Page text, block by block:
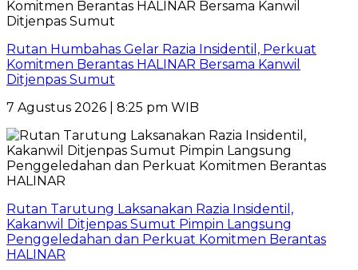
Rutan Humbahas Gelar Razia Insidentil, Perkuat
Komitmen Berantas HALINAR Bersama Kanwil
Ditjenpas Sumut
7 Agustus 2026 | 8:25 pm WIB
Rutan Tarutung Laksanakan Razia Insidentil,
Kakanwil Ditjenpas Sumut Pimpin Langsung
Penggeledahan dan Perkuat Komitmen Berantas
HALINAR